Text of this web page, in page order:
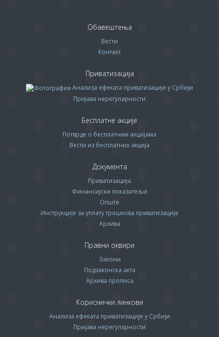
Обавештења
Вести
Контакт
Приватизација
Анализа ефеката приватизације у Србији
Пријава нерегуларности
Бесплатне акције
Потврде о бесплатним акцијама
Вести из бесплатних акција
Документа
Приватизација
Финансијски показатељи
Опште
Инструкције за уплату трошкова приватизације
Архива
Правни оквири
Закони
Подзаконска акта
Архива прописa
Кориснички линкови
Анализа ефеката приватизације у Србији
Пријава нерегуларности